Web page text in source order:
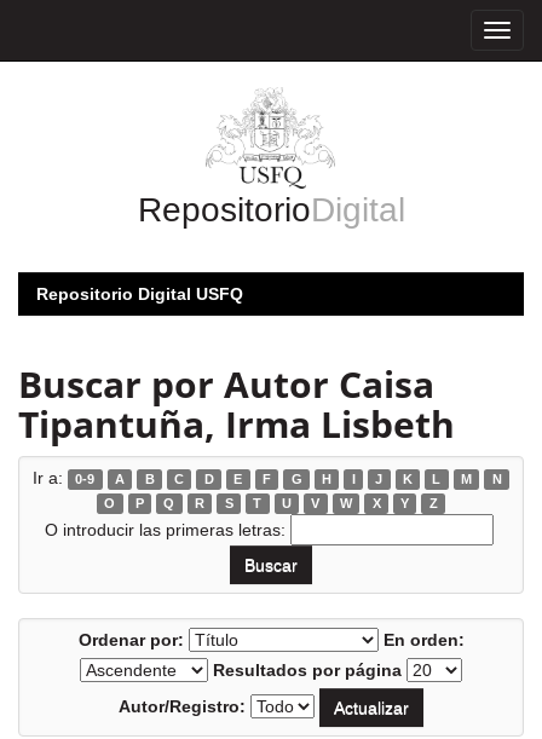
RepositorioDigital
Repositorio Digital USFQ
Buscar por Autor Caisa
Tipantuña, Irma Lisbeth
Ir a: 0-9 A B C D E F G H I J K L M
N
O
P Q R S T U V W X Y Z
O introducir las primeras letras:
Ordenar por:
En orden:
Resultados por página
Autor/Registro: